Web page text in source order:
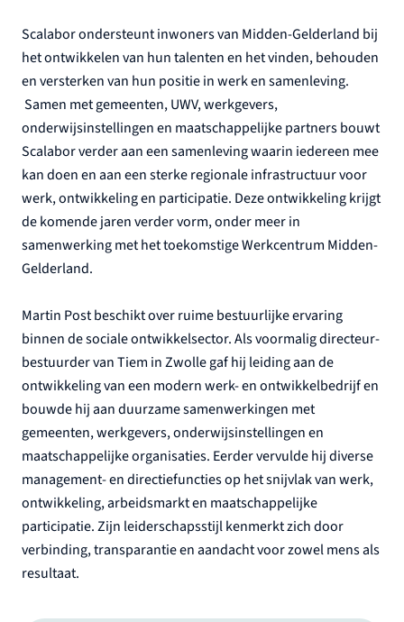
Scalabor ondersteunt inwoners van Midden-Gelderland bij
het ontwikkelen van hun talenten en het vinden, behouden
en versterken van hun positie in werk en samenleving.
Samen met gemeenten, UWV, werkgevers,
onderwijsinstellingen en maatschappelijke partners bouwt
Scalabor verder aan een samenleving waarin iedereen mee
kan doen en aan een sterke regionale infrastructuur voor
werk, ontwikkeling en participatie. Deze ontwikkeling krijgt
de komende jaren verder vorm, onder meer in
samenwerking met het toekomstige Werkcentrum Midden-
Gelderland.
Martin Post beschikt over ruime bestuurlijke ervaring
binnen de sociale ontwikkelsector. Als voormalig directeur-
bestuurder van Tiem in Zwolle gaf hij leiding aan de
ontwikkeling van een modern werk- en ontwikkelbedrijf en
bouwde hij aan duurzame samenwerkingen met
gemeenten, werkgevers, onderwijsinstellingen en
maatschappelijke organisaties. Eerder vervulde hij diverse
management- en directiefuncties op het snijvlak van werk,
ontwikkeling, arbeidsmarkt en maatschappelijke
participatie. Zijn leiderschapsstijl kenmerkt zich door
verbinding, transparantie en aandacht voor zowel mens als
resultaat.